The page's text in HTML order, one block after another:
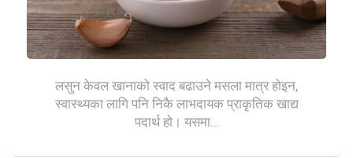
लसुन केवल खानाको स्वाद बढाउने मसला मात्र होइन,
स्वास्थ्यका लागि पनि निकै लाभदायक प्राकृतिक खाद्य
पदार्थ हो। यसमा…